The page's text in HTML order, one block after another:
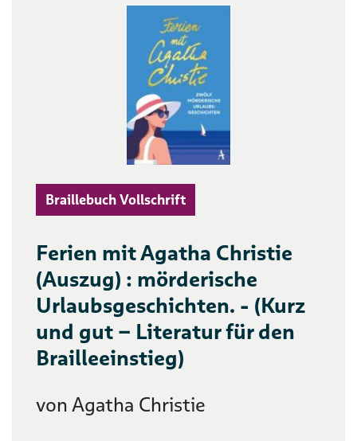
Braillebuch Vollschrift
Ferien mit Agatha Christie
(Auszug) : mörderische
Urlaubsgeschichten. - (Kurz
und gut – Literatur für den
Brailleeinstieg)
von Agatha Christie